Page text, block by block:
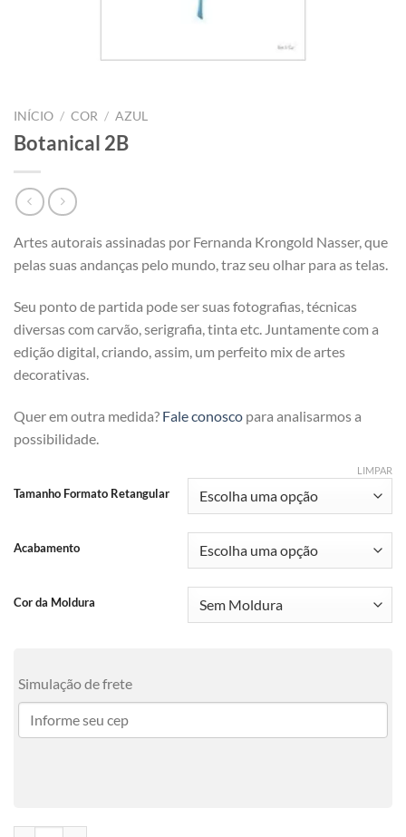
INÍCIO / COR / AZUL
Botanical 2B
Artes autorais assinadas por Fernanda Krongold Nasser, que
pelas suas andanças pelo mundo, traz seu olhar para as telas.
Seu ponto de partida pode ser suas fotografias, técnicas
diversas com carvão, serigrafia, tinta etc. Juntamente com a
edição digital, criando, assim, um perfeito mix de artes
decorativas.
Quer em outra medida? Fale conosco para analisarmos a
possibilidade.
Tamanho Formato Retangular
Acabamento
Cor da Moldura
LIMPAR
Simulação de frete